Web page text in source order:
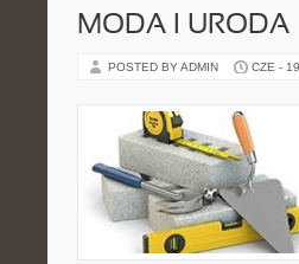
MODA I URODA
POSTED BY ADMIN CZE -